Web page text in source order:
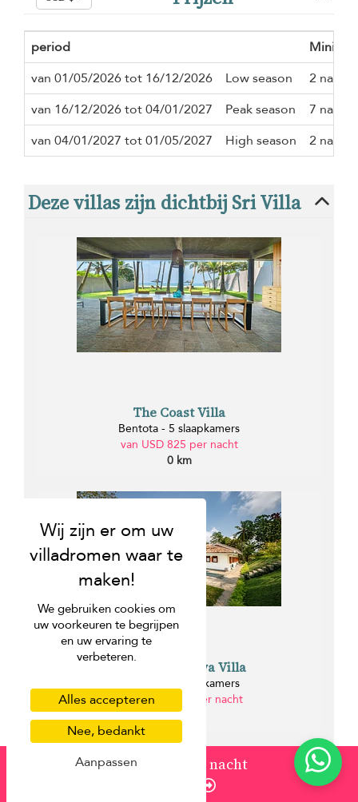
van
/ nacht
period
van 01/05/2026 tot 16/12/2026
Low season
2
van 16/12/2026 tot 04/01/2027
Peak season
7
van 04/01/2027 tot 01/05/2027
High season 2
Deze villas zijn dichtbij Sri Villa
The Coast Villa
Bentota - 5 slaapkamers
van USD 825 per nacht
0 km
Leela Walauwwa Villa
Bentota - 4 slaapkamers
van USD 2.301 per nacht
0.8 km
We gebruiken cookies om
uw voorkeuren te begrijpen
en uw ervaring te
verbeteren.
Alles accepteren
Nee, bedankt
Aanpassen